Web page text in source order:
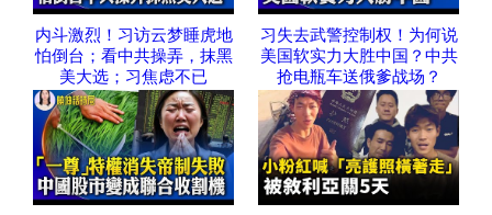
内斗激烈！习访云梦睡虎地
怕倒台；看中共操弄，抹黑
美大选；习焦虑不已
习失去武警控制权！为何说
美国软实力大胜中国？中共
抢电瓶车送俄爹战场？